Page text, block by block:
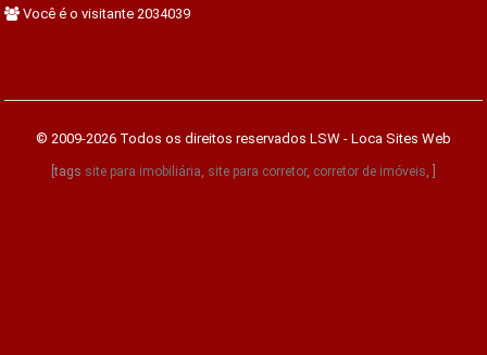
Você é o visitante 2034039
© 2009-2026 Todos os direitos reservados LSW - Loca Sites Web
[tags site para imobiliária, site para corretor, corretor de imóveis, ]